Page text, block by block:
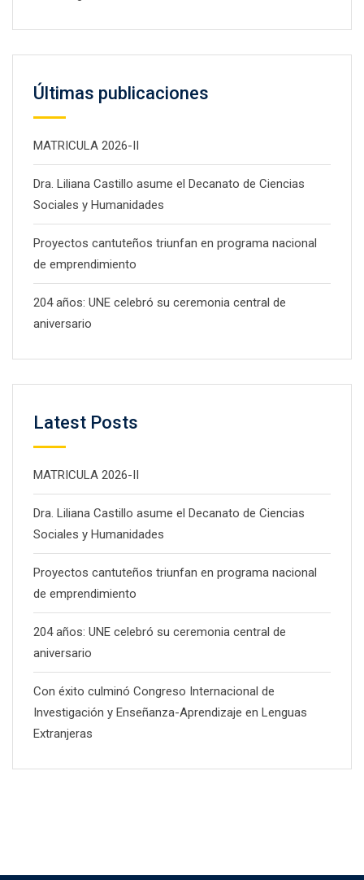
Últimas publicaciones
MATRICULA 2026-II
Dra. Liliana Castillo asume el Decanato de Ciencias
Sociales y Humanidades
Proyectos cantuteños triunfan en programa nacional
de emprendimiento
204 años: UNE celebró su ceremonia central de
aniversario
Latest Posts
MATRICULA 2026-II
Dra. Liliana Castillo asume el Decanato de Ciencias
Sociales y Humanidades
Proyectos cantuteños triunfan en programa nacional
de emprendimiento
204 años: UNE celebró su ceremonia central de
aniversario
Con éxito culminó Congreso Internacional de
Investigación y Enseñanza-Aprendizaje en Lenguas
Extranjeras